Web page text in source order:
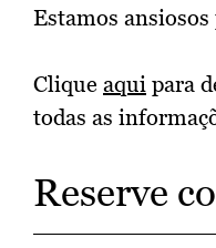
Estamos
Clique aqui para
todas as
Reserve